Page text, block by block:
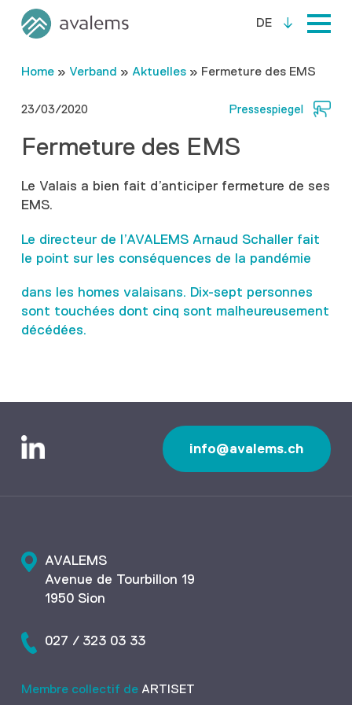
DE
Home» Verband » Aktuelles» Fermeture des EMS
23/03/2020 Pressespiegel
Fermeture des EMS
Le Valais a bien fait d’anticiper fermeture de ses
EMS.
Le directeur de l’AVALEMS Arnaud Schaller fait
le point sur les conséquences de la pandémie
dans les homes valaisans. Dix-sept personnes
sont touchées dont cinq sont malheureusement
décédées.
info@avalems.ch
AVALEMS
Avenue de Tourbillon 19
1950 Sion
027 / 323 03 33
Membre collectif deARTISET